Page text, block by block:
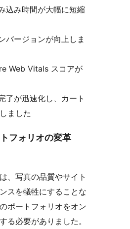
込み時間が大幅に短縮
バージョンが向上しま
Web Vitals スコアが
了が迅速化し、カート
ました
フォリオの変革
、写真の品質やサイト
スを犠牲にすることな
ポートフォリオをオン
る必要がありました。